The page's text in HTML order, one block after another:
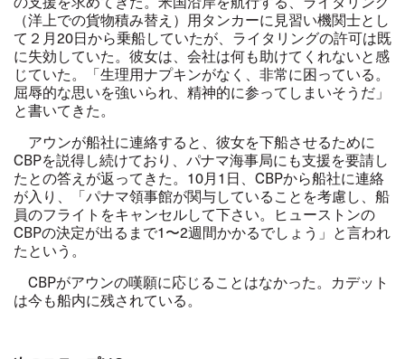
（洋上での貨物積み替え）用タンカーに見習い機関士とし
て２月20日から乗船していたが、ライタリングの許可は既
に失効していた。彼女は、会社は何も助けてくれないと感
じていた。「生理用ナプキンがなく、非常に困っている。
屈辱的な思いを強いられ、精神的に参ってしまいそうだ」
と書いてきた。
アウンが船社に連絡すると、彼女を下船させるために
CBPを説得し続けており、パナマ海事局にも支援を要請し
たとの答えが返ってきた。 10月1 日、 CBPから船社に連絡
が入り、「パナマ領事館が関与していることを考慮し、船
員のフライトをキャンセルして下さい。ヒューストンの
CBPの決定が出るまで1〜2週間かかるでしょう」と言われ
たという。
CBPがアウンの嘆願に応じることはなかった。カデット
は今も船内に残されている。